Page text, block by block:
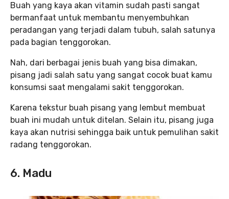
Buah yang kaya akan vitamin sudah pasti sangat
bermanfaat untuk membantu menyembuhkan
peradangan yang terjadi dalam tubuh, salah satunya
pada bagian tenggorokan.
Nah, dari berbagai jenis buah yang bisa dimakan,
pisang jadi salah satu yang sangat cocok buat kamu
konsumsi saat mengalami sakit tenggorokan.
Karena tekstur buah pisang yang lembut membuat
buah ini mudah untuk ditelan. Selain itu, pisang juga
kaya akan nutrisi sehingga baik untuk pemulihan sakit
radang tenggorokan.
6. Madu